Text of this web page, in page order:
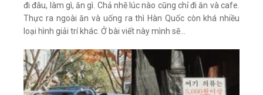
đi đâu, làm gì, ăn gì. Chả nhẽ lúc nào cũng chỉ đi ăn và cafe.
Thực ra ngoài ăn và uống ra thì Hàn Quốc còn khá nhiều
loại hình giải trí khác. Ở bài viết này mình sẽ...